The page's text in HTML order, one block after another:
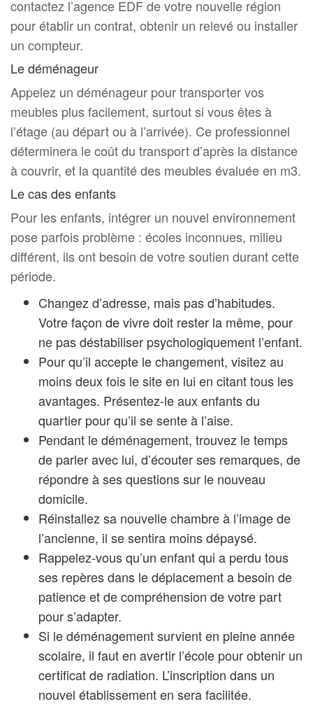
contactez l’agence EDF de votre nouvelle région
pour établir un contrat, obtenir un relevé ou installer
un compteur.
Le déménageur
Appelez un déménageur pour transporter vos
meubles plus facilement, surtout si vous êtes à
l’étage (au départ ou à l’arrivée). Ce professionnel
déterminera le coût du transport d’après la distance
à couvrir, et la quantité des meubles évaluée en m3.
Le cas des enfants
Pour les enfants, intégrer un nouvel environnement
pose parfois problème : écoles inconnues, milieu
différent, ils ont besoin de votre soutien durant cette
période.
Changez d’adresse, mais pas d’habitudes.
Votre façon de vivre doit rester la même, pour
ne pas déstabiliser psychologiquement l’enfant.
Pour qu’il accepte le changement, visitez au
moins deux fois le site en lui en citant tous les
avantages. Présentez-le aux enfants du
quartier pour qu’il se sente à l’aise.
Pendant le déménagement, trouvez le temps
de parler avec lui, d’écouter ses remarques, de
répondre à ses questions sur le nouveau
domicile.
Réinstallez sa nouvelle chambre à l’image de
l’ancienne, il se sentira moins dépaysé.
Rappelez-vous qu’un enfant qui a perdu tous
ses repères dans le déplacement a besoin de
patience et de compréhension de votre part
pour s’adapter.
Si le déménagement survient en pleine année
scolaire, il faut en avertir l’école pour obtenir un
certificat de radiation. L’inscription dans un
nouvel établissement en sera facilitée.